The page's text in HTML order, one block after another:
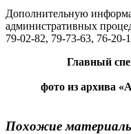
Дополнительную
административных
79-02-82, 79-73-63, 76-20-
Главный
фото из архива
Похожие